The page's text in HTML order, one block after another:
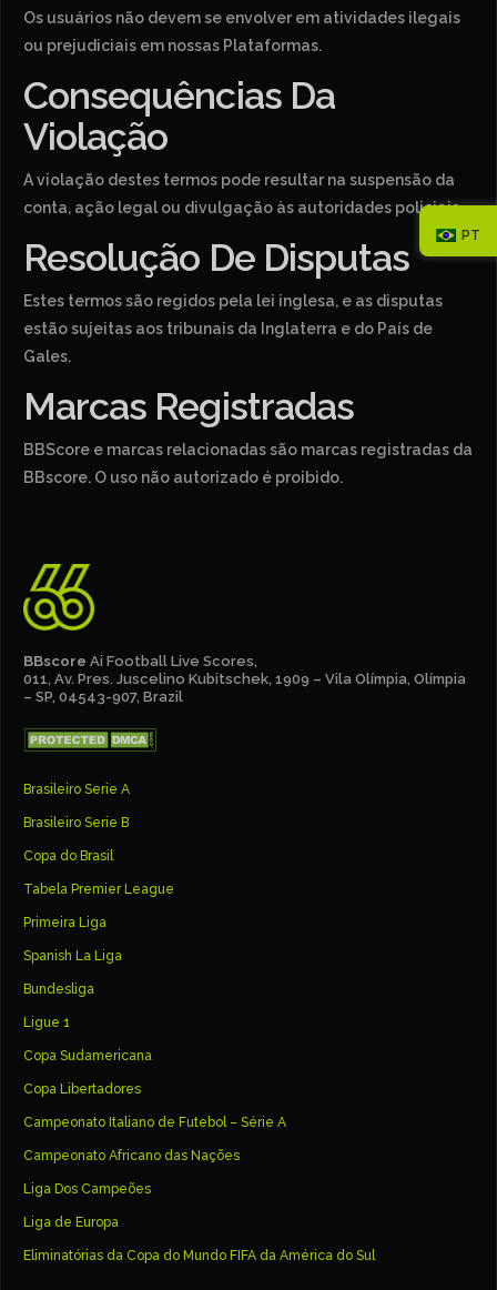
Os usuários não devem se envolver em atividades ilegais
ou prejudiciais em nossas Plataformas.
Consequências Da
Violação
A violação destes termos pode resultar na suspensão da
conta, ação legal ou divulgação às autoridades policiais.
Resolução De Disputas
Estes termos são regidos pela lei inglesa, e as disputas
estão sujeitas aos tribunais da Inglaterra e do País de
Gales.
Marcas Registradas
BBScore e marcas relacionadas são marcas registradas da
BBscore. O uso não autorizado é proibido.
BBscore Ai Football Live Scores,
011, Av. Pres. Juscelino Kubitschek, 1909 – Vila Olímpia, Olímpia
– SP, 04543-907, Brazil
Brasileiro Serie A
Brasileiro Serie B
Copa do Brasil
Tabela Premier League
Primeira Liga
Spanish La Liga
Bundesliga
Ligue 1
Copa Sudamericana
Copa Libertadores
Campeonato Italiano de Futebol – Série A
Campeonato Africano das Nações
Liga Dos Campeões
Liga de Europa
Eliminatórias da Copa do Mundo FIFA da América do Sul
PT